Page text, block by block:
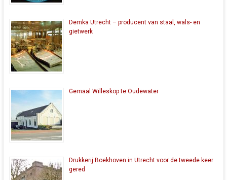
Demka Utrecht – producent van staal, wals- en
gietwerk
Gemaal Willeskop te Oudewater
Drukkerij Boekhoven in Utrecht voor de tweede keer
gered